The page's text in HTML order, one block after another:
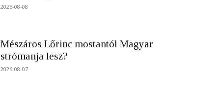
2026-08-08
Mészáros Lőrinc mostantól Magyar
strómanja lesz?
2026-08-07